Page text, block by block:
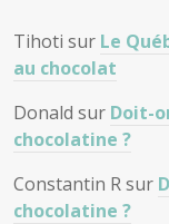
Tihoti sur Le
au chocolat
Donald sur Doit-
chocolatine ?
Constantin Rsur
chocolatine ?